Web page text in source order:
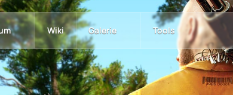
Wiki Galerie Tools